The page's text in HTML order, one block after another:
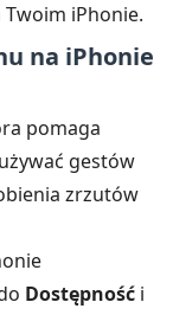
iPhonie.
na iPhonie
pomaga
gestów
zrzutów
Dostępność i